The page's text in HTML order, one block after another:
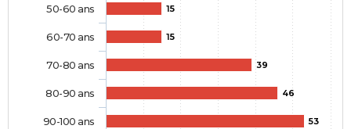
15
15
39
46
53
50-60 ans
60-70 ans
70-80 ans
80-90 ans
90-100 ans